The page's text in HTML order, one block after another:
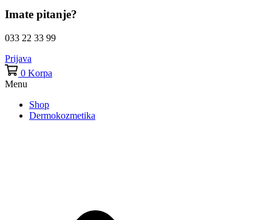
Imate pitanje?
033 22 33 99
Prijava
0 Korpa
Menu
Shop
Dermokozmetika